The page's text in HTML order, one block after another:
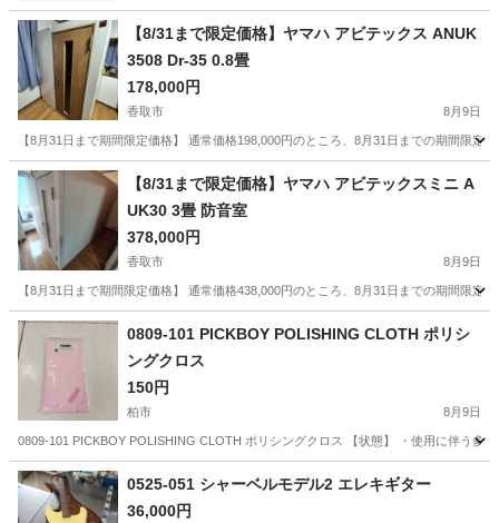
【8/31まで限定価格】ヤマハ アビテックス ANUK
3508 Dr-35 0.8畳
178,000円
香取市 8月9日
【8月31日まで期間限定価格】 通常価格198,000円のところ、8月31日までの期間限
千葉 香取市 換気扇
【8/31まで限定価格】ヤマハ アビテックスミニ A
UK30 3畳 防音室
378,000円
香取市 8月9日
【8月31日まで期間限定価格】 通常価格438,000円のところ、8月31日までの期間限
千葉 香取市
0809-101 PICKBOY POLISHING CLOTH ポリシ
ングクロス
150円
柏市 8月9日
0809-101 PICKBOY POLISHING CLOTH ポリシングクロス 【状態】 ・使用に伴う多
千葉 柏市
0525-051 シャーベルモデル2 エレキギター
36,000円